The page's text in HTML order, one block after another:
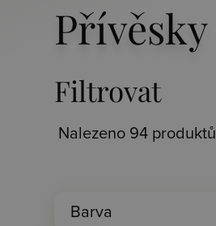
Přívěsky
Filtrovat
Nalezeno 94 produktů
Barva